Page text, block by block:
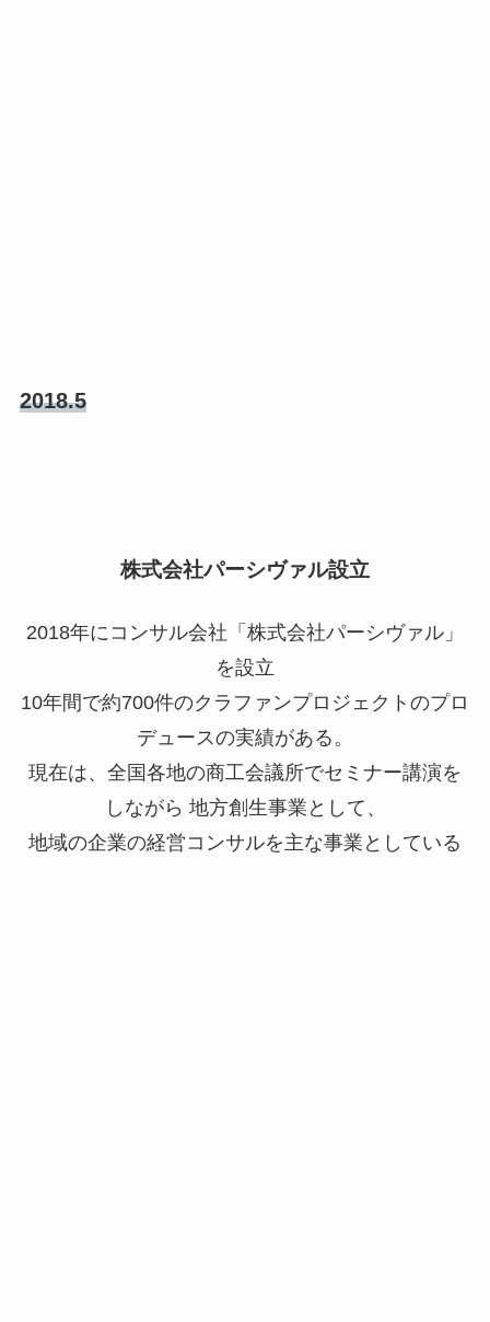
2018.5
株式会社パーシヴァル設立
2018年にコンサル会社「株式会社パーシヴァル」
を設立
10年間で約700件のクラファンプロジェクトのプロ
デュースの実績がある。
現在は、全国各地の商工会議所でセミナー講演を
しながら 地方創生事業として、
地域の企業の経営コンサルを主な事業としている